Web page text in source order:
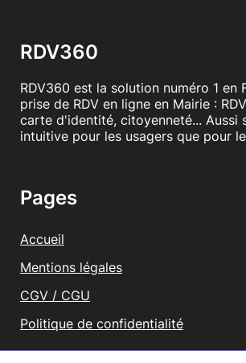
RDV360
RDV360 est la solution numéro 1 en
prise de RDV en ligne en Mairie :
carte d'identité, citoyenneté... Aussi
intuitive pour les usagers que pour
Pages
Accueil
Mentions légales
CGV / CGU
Politique de confidentialité